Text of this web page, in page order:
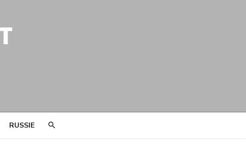
RUSSIE